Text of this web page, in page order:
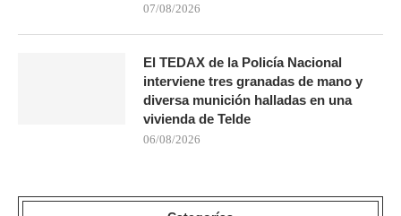
07/08/2026
El TEDAX de la Policía Nacional
interviene tres granadas de mano y
diversa munición halladas en una
vivienda de Telde
06/08/2026